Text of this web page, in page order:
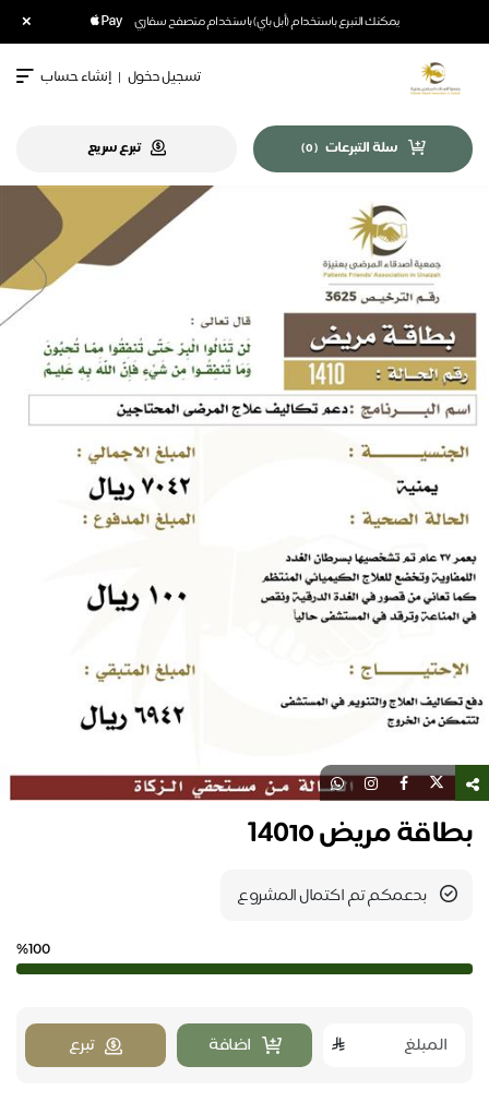
يمكنك التبرع باستخدام (أبل باي) باستخدام متصفح سفاري ×
تسجيل دخول | إنشاء حساب
سلة التبرعات (
0
) تبرع سريع
بطاقة مريض ١٤٠10
بدعمكم تم اكتمال المشروع
%100
اضافة تبرع